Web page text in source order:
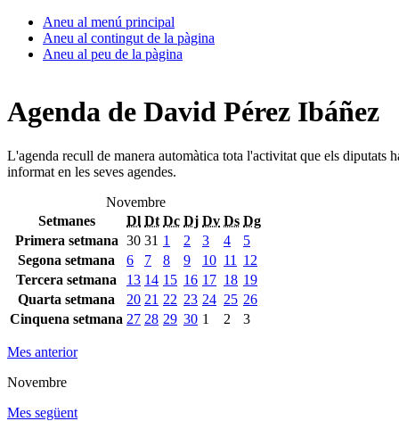
Aneu al menú principal
Aneu al contingut de la pàgina
Aneu al peu de la pàgina
Agenda de David Pérez Ibáñez
L'agenda recull de manera automàtica tota l'activitat que els diputats
informat en les seves agendes.
Novembre
Setmanes
Dl Dt Dc Dj Dv Ds Dg
Primera setmana 30 31 1 2 3 4
5
Segona setmana
6 7 8 9 10 11
12
Tercera setmana
13 14 15 16 17 18 19
Quarta setmana
20 21 22 23 24 25 26
Cinquena setmana 27 28 29 30 1 2 3
Mes anterior
Novembre
Mes següent